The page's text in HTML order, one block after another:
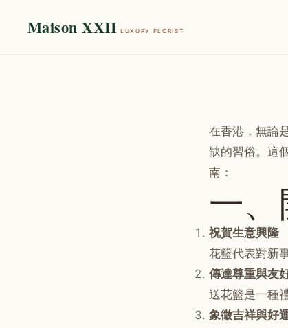
Maison XXII LUXURY FLORIST
在香港，無論
缺的習俗。這
南：
一
祝賀生意興隆
花籃代表對新
傳達尊重與友
送花籃是一種
象徵吉祥與好